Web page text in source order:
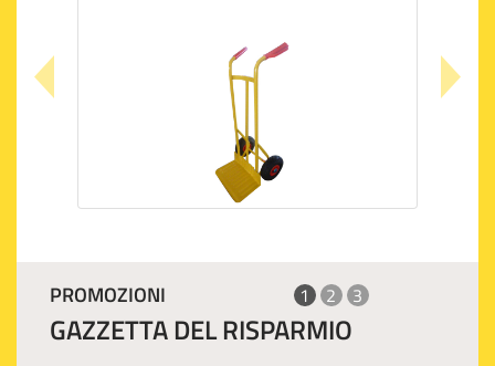
PROMOZIONI 1 2 3
GAZZETTA DEL RISPARMIO